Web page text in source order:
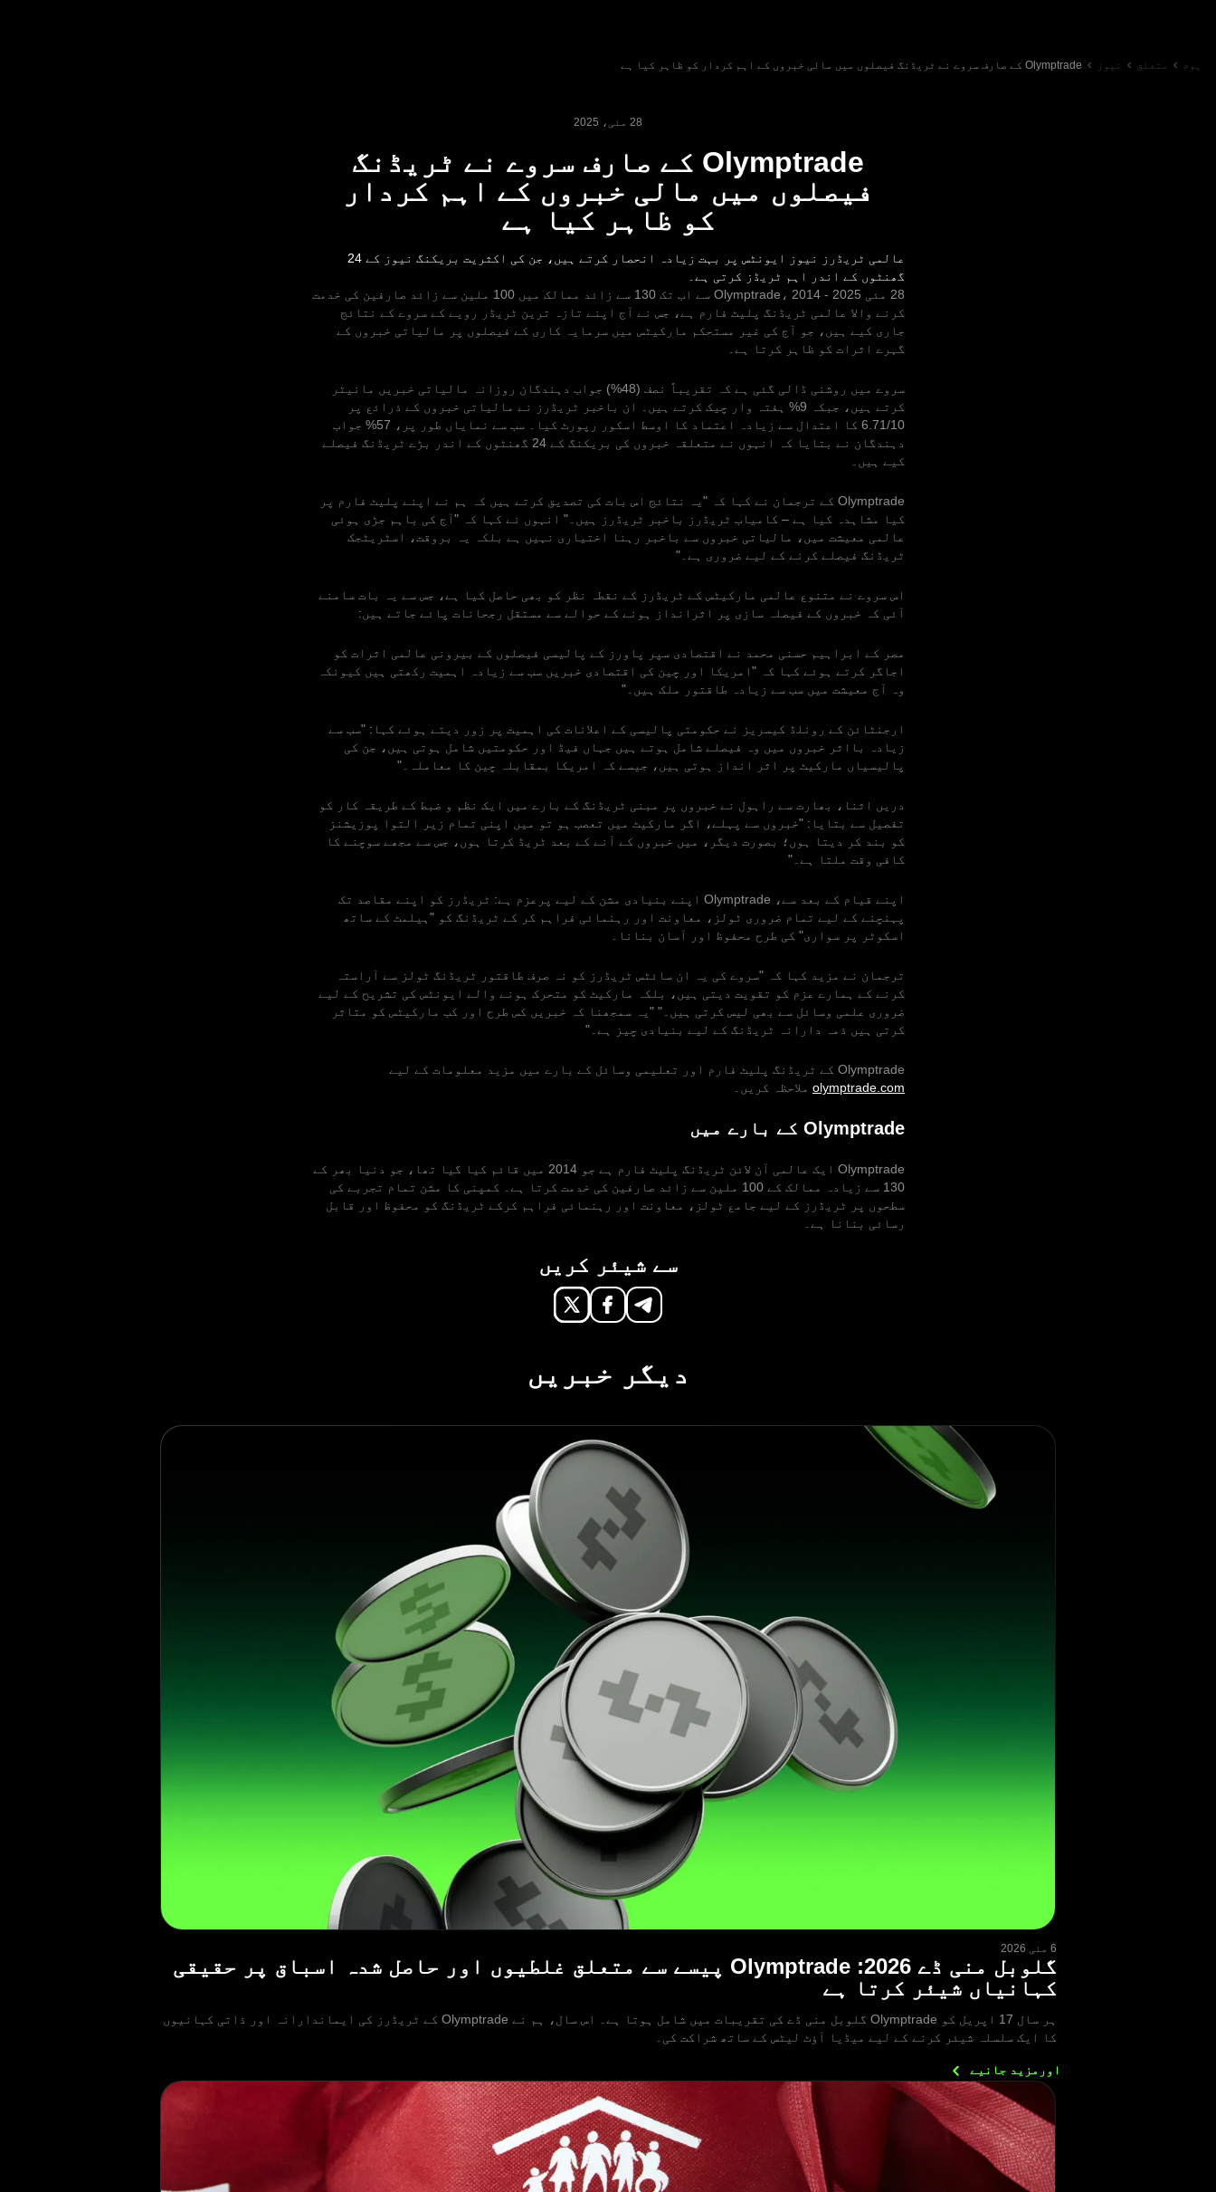
ہوم متعلق نیوز Olymptrade کے صارف سروے نے ٹریڈنگ فیصلوں میں مالی خبروں کے اہم کردار کو ظاہر کیا ہے
28 مئی، 2025
Olymptrade کے صارف سروے نے ٹریڈنگ
فیصلوں میں مالی خبروں کے اہم کردار
کو ظاہر کیا ہے
عالمی ٹریڈرز نیوز ایونٹس پر بہت زیادہ انحصار کرتے ہیں، جن کی اکثریت بریکنگ نیوز کے 24
گھنٹوں کے اندر اہم ٹریڈز کرتی ہے۔
28 مئی 2025 - Olymptrade، 2014 سے اب تک 130 سے زائد ممالک میں 100 ملین سے زائد صارفین کی خدمت
کرنے والا عالمی ٹریڈنگ پلیٹ فارم ہے، جس نے آج اپنے تازہ ترین ٹریڈر رویے کے سروے کے نتائج
جاری کیے ہیں، جو آج کی غیر مستحکم مارکیٹس میں سرمایہ کاری کے فیصلوں پر مالیاتی خبروں کے
گہرے اثرات کو ظاہر کرتا ہے۔
سروے میں روشنی ڈالی گئی ہے کہ تقریباً نصف (48%) جواب دہندگان روزانہ مالیاتی خبریں مانیٹر
کرتے ہیں، جبکہ 9% ہفتہ وار چیک کرتے ہیں۔ ان باخبر ٹریڈرز نے مالیاتی خبروں کے ذرائع پر
6.71/10 کا اعتدال سے زیادہ اعتماد کا اوسط اسکور رپورٹ کیا۔ سب سے نمایاں طور پر، 57% جواب
دہندگان نے بتایا کہ انہوں نے متعلقہ خبروں کی بریکنگ کے 24 گھنٹوں کے اندر بڑے ٹریڈنگ فیصلے
کیے ہیں۔
Olymptrade کے ترجمان نے کہا کہ "یہ نتائج اس بات کی تصدیق کرتے ہیں کہ ہم نے اپنے پلیٹ فارم پر
کیا مشاہدہ کیا ہے – کامیاب ٹریڈرز باخبر ٹریڈرز ہیں۔" انہوں نے کہا کہ "آج کی باہم جڑی ہوئی
عالمی معیشت میں، مالیاتی خبروں سے باخبر رہنا اختیاری نہیں ہے بلکہ یہ بروقت، اسٹریٹجک
ٹریڈنگ فیصلے کرنے کے لیے ضروری ہے۔"
اس سروے نے متنوع عالمی مارکیٹس کے ٹریڈرز کے نقطہ نظر کو بھی حاصل کیا ہے، جس سے یہ بات سامنے
آئی کہ خبروں کے فیصلہ سازی پر اثرانداز ہونے کے حوالے سے مستقل رجحانات پائے جاتے ہیں:
مصر کے ابراہیم حسنی محمد نے اقتصادی سپر پاورز کے پالیسی فیصلوں کے بیرونی عالمی اثرات کو
اجاگر کرتے ہوئے کہا کہ "امریکا اور چین کی اقتصادی خبریں سب سے زیادہ اہمیت رکھتی ہیں کیونکہ
وہ آج معیشت میں سب سے زیادہ طاقتور ملک ہیں۔"
ارجنٹائن کے رونلڈ کیسریز نے حکومتی پالیسی کے اعلانات کی اہمیت پر زور دیتے ہوئے کہا: "سب سے
زیادہ بااثر خبروں میں وہ فیصلے شامل ہوتے ہیں جہاں فیڈ اور حکومتیں شامل ہوتی ہیں، جن کی
پالیسیاں مارکیٹ پر اثر انداز ہوتی ہیں، جیسے کہ امریکا بمقابلہ چین کا معاملہ۔"
دریں اثنا، بھارت سے راہول نے خبروں پر مبنی ٹریڈنگ کے بارے میں ایک نظم و ضبط کے طریقہ کار کو
تفصیل سے بتایا: "خبروں سے پہلے، اگر مارکیٹ میں تعصب ہو تو میں اپنی تمام زیر التوا پوزیشنز
کو بند کر دیتا ہوں؛ بصورت دیگر، میں خبروں کے آنے کے بعد ٹریڈ کرتا ہوں، جس سے مجھے سوچنے کا
کافی وقت ملتا ہے۔"
اپنے قیام کے بعد سے، Olymptrade اپنے بنیادی مشن کے لیے پرعزم ہے: ٹریڈرز کو اپنے مقاصد تک
پہنچنے کے لیے تمام ضروری ٹولز، معاونت اور رہنمائی فراہم کر کے ٹریڈنگ کو "ہیلمٹ کے ساتھ
اسکوٹر پر سواری" کی طرح محفوظ اور آسان بنانا۔
ترجمان نے مزید کہا کہ "سروے کی یہ ان سائٹس ٹریڈرز کو نہ صرف طاقتور ٹریڈنگ ٹولز سے آراستہ
کرنے کے ہمارے عزم کو تقویت دیتی ہیں، بلکہ مارکیٹ کو متحرک ہونے والے ایونٹس کی تشریح کے لیے
ضروری علمی وسائل سے بھی لیس کرتی ہیں۔" "یہ سمجھنا کہ خبریں کس طرح اور کب مارکیٹس کو متاثر
کرتی ہیں ذمہ دارانہ ٹریڈنگ کے لیے بنیادی چیز ہے۔"
Olymptrade کے ٹریڈنگ پلیٹ فارم اور تعلیمی وسائل کے بارے میں مزید معلومات کے لیے
olymptrade.com ملاحظہ کریں۔
Olymptrade کے بارے میں
Olymptrade ایک عالمی آن لائن ٹریڈنگ پلیٹ فارم ہے جو 2014 میں قائم کیا گیا تھا، جو دنیا بھر کے
130 سے ‌‌زیادہ ممالک کے 100 ملین سے زائد صارفین کی خدمت کرتا ہے۔ کمپنی کا مشن تمام تجربے کی
سطحوں پر ٹریڈرز کے لیے جامع ٹولز، معاونت اور رہنمائی فراہم کرکے ٹریڈنگ کو محفوظ اور قابل
رسائی بنانا ہے۔
سے شیئر کریں
دیگر خبریں
6 مئی 2026
گلوبل منی ڈے 2026: Olymptrade پیسے سے متعلق غلطیوں اور حاصل شدہ اسباق پر حقیقی
کہانیاں شیئر کرتا ہے
ہر سال 17 اپریل کو Olymptrade گلوبل منی ڈے کی تقریبات میں شامل ہوتا ہے۔ اس سال، ہم نے Olymptrade کے ٹریڈرز کی ایماندارانہ اور ذاتی کہانیوں
کا ایک سلسلہ شیئر کرنے کے لیے میڈیا آؤٹ لیٹس کے ساتھ شراکت کی۔
اورمزید جانیے